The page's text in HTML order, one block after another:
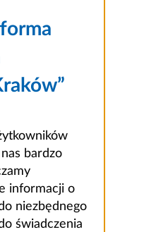
bardzo
informacji o
niezbędnego
świadczenia